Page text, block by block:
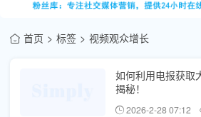
首页 标签 视频观众增长
如何利用电报获取
揭秘！
2026-2-28 07:12